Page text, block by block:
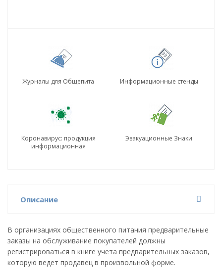
Журналы для Общепита Информационные стенды
Коронавирус: продукция
информационная
Эвакуационные Знаки
Описание
В организациях общественного питания предварительные
заказы на обслуживание покупателей должны
регистрироваться в книге учета предварительных заказов,
которую ведет продавец в произвольной форме.